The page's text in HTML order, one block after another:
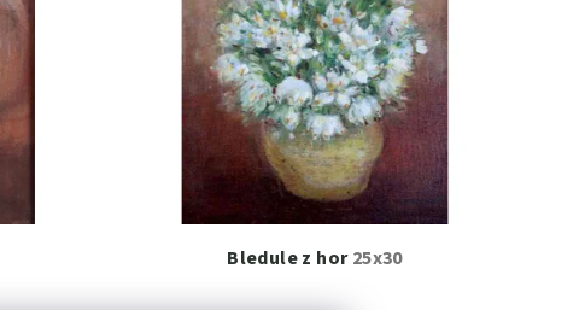
Bledule z hor25x30